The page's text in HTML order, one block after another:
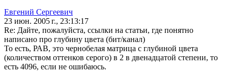
Евгений Сергеевич
23 июн. 2005 г., 23:13:17
Re: Дайте, пожалуйста, ссылки на статьи, где понятно
написано про глубину цвета (бит/канал)
То есть, РАВ, это чернобелая матрица с глубиной цвета
(количеством оттенков серого) в 2 в двенадцатой степени, то
есть 4096, если не ошибаюсь.